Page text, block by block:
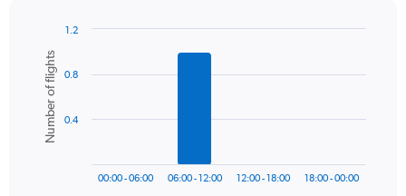
chart
with
bars.
The
Chart
graphic.
Number of flights
00:00 - 06:00 06:00 - 12:00 12:00 - 18:00 18:00 - 00:00
0.4
0.8
1.2